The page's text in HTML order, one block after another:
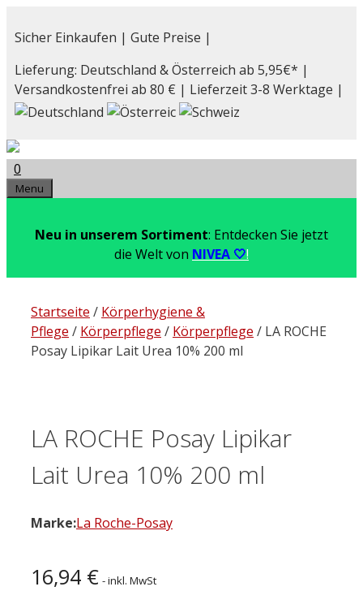
Inhalt
Sicher Einkaufen | Gute Preise |
Lieferung: Deutschland & Österreich ab 5,95€* |
Versandkostenfrei ab 80 € | Lieferzeit 3-8 Werktage |
0
Menu
Neu in unserem Sortiment: Entdecken Sie jetzt
die Welt von NIVEA 🤍!
Startseite / Körperhygiene &
Pflege / Körperpflege / Körperpflege / LA ROCHE
Posay Lipikar Lait Urea 10% 200 ml
LA ROCHE Posay Lipikar
Lait Urea 10% 200 ml
Marke:La Roche-Posay
16,94 € - inkl. MwSt